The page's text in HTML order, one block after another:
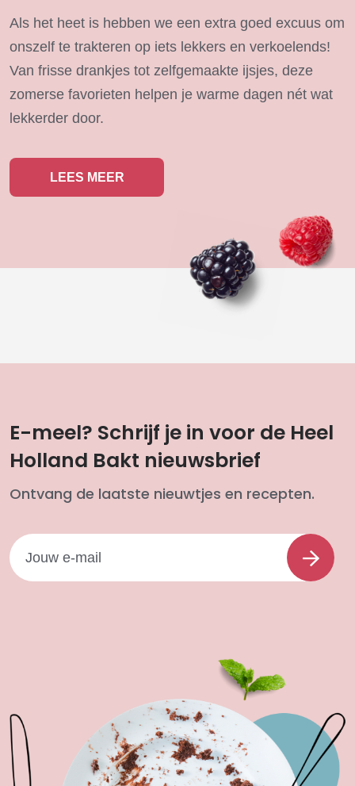
Als het heet is hebben we een extra goed excuus om
onszelf te trakteren op iets lekkers en verkoelends!
Van frisse drankjes tot zelfgemaakte ijsjes, deze
zomerse favorieten helpen je warme dagen nét wat
lekkerder door.
LEES MEER
E-meel? Schrijf je in voor de Heel
Holland Bakt nieuwsbrief
Ontvang de laatste nieuwtjes en recepten.
Je
e-